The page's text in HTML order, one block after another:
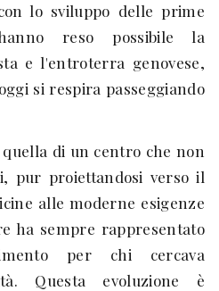
lo sviluppo delle prime
reso possibile la
e l'entroterra genovese,
si respira passeggiando
di un centro che non
pur proiettandosi verso il
alle moderne esigenze
ha sempre rappresentato
per chi cercava
Questa evoluzione è